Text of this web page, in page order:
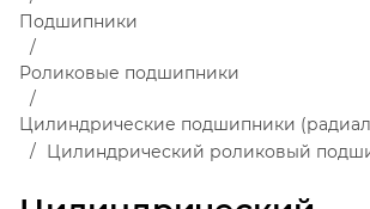
Подшипники
Роликовые подшипники
Цилиндрические подшипники
Цилиндрический роликовый